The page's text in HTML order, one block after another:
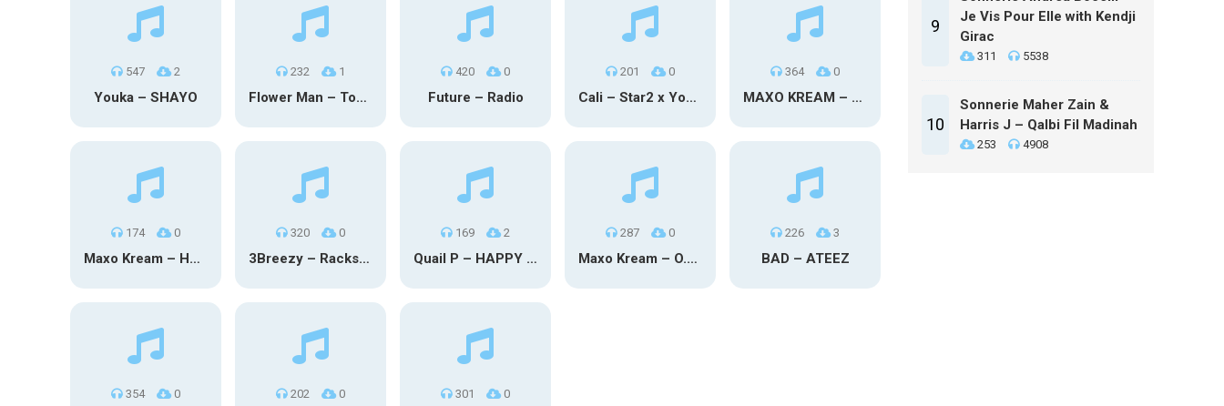
547 2
Youka – SHAYO
232 1
Flower Man – Toby Fox
420 0
Future – Radio
201 0
Cali – Star2 x Young Henny
364 0
MAXO KREAM – 6 MONTHS CLEAN
174 0
Maxo Kream – HOW TF I’M LUCKY
320 0
3Breezy – Racks On You
169 2
Quail P – HAPPY TEARS
287 0
Maxo Kream – O.Y.N
226 3
BAD – ATEEZ
354 0 202 0 301 0
9
Je Vis Pour Elle with Kendji
Girac
311 5538
10
Sonnerie Maher Zain &
Harris J – Qalbi Fil Madinah
253 4908